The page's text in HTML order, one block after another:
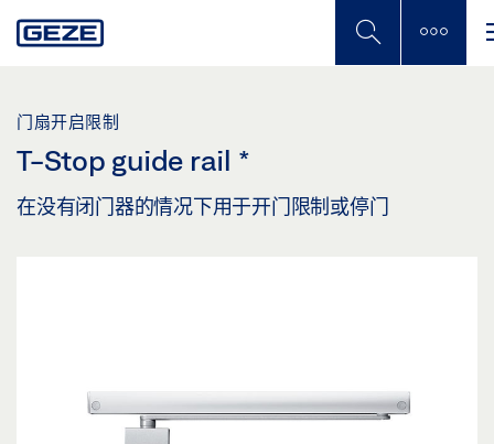
to
门扇开启限制
T-Stop guide rail *
在没有闭门器的情况下用于开门限制或停门